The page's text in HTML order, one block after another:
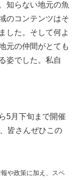
知らない地元の魚
のコンテンツはそ
した。そして何よ
元の仲間がとても
姿でした。私自
5月下旬まで開催
皆さんぜひこの
や政策に加え、スペ